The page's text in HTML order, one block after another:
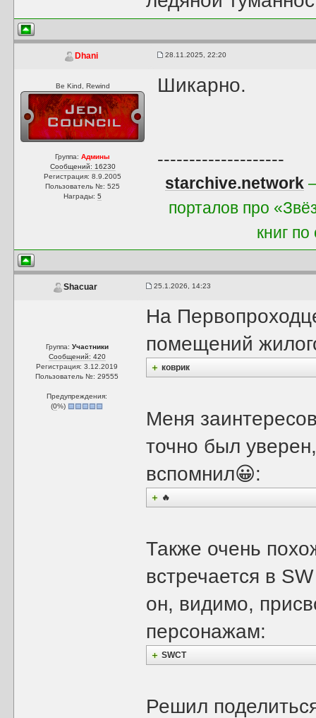
Dhani 28.11.2025, 22:20
Be Kind, Rewind
Группа:Админы
Сообщений: 16230
Регистрация: 8.9.2005
Пользователь №: 525
Награды:5
Шикарно.
--------------------
starchive.network
порталов про
книг
Shacuar 25.1.2026, 14:23
Группа: Участники
Сообщений: 420
Регистрация: 3.12.2019
Пользователь №: 29555
Предупреждения:
(0%)
На
помещений
коврик
Меня
точно был
вспомнил😀:
🔥
Также очень
встречается в
он, видимо,
персонажам:
SWCT
Решил